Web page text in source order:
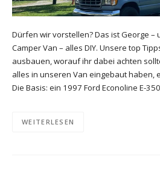
Dürfen wir vorstellen? Das ist George
Camper Van – alles DIY. Unsere top
ausbauen, worauf ihr dabei achten
alles in unseren Van eingebaut haben,
Die Basis: ein 1997 Ford Econoline E-
WEITERLESEN